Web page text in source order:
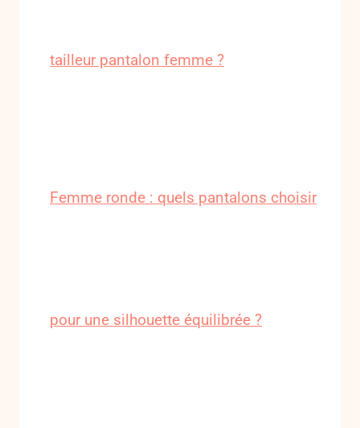
tailleur pantalon femme ?
Femme ronde : quels pantalons choisir
pour une silhouette équilibrée ?